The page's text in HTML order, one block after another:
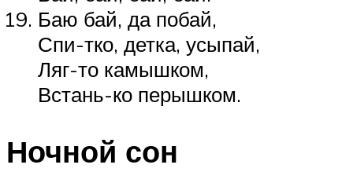
Баю бай, да побай,
Спи-тко, детка, усыпай,
Ляг-то камышком,
Встань-ко перышком.
Ночной сон